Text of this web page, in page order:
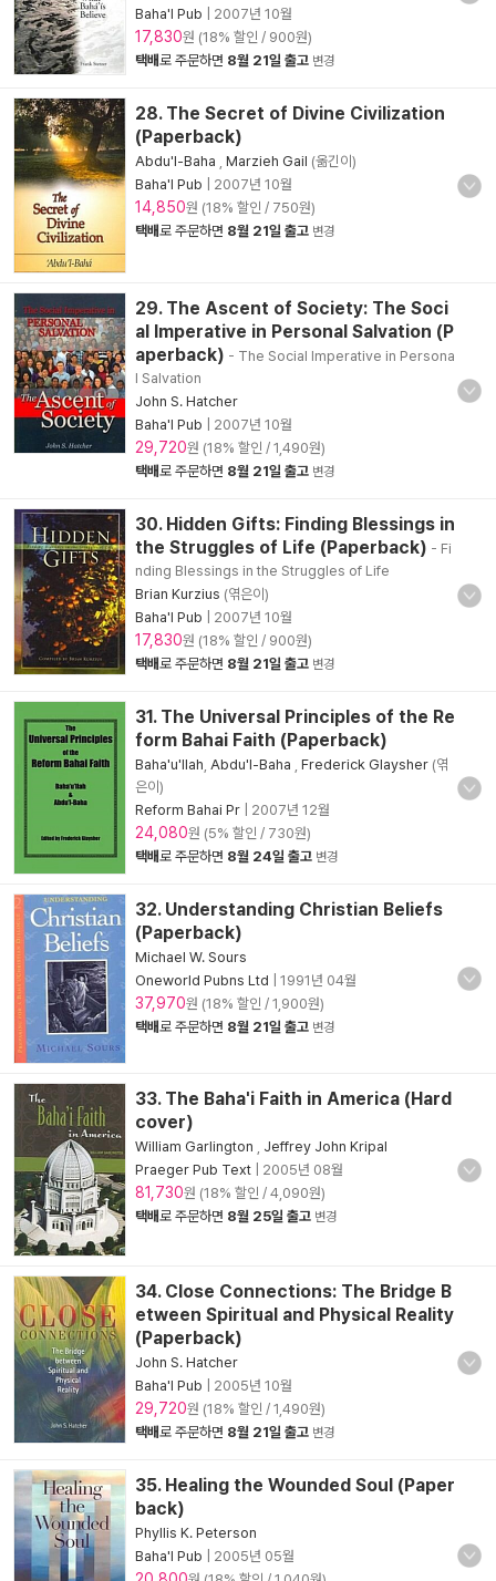
Baha'I Pub
2007년 10월
17,830원 (18% 할인 / 900원)
택배로 주문하면 8월 21일 출고 변경
28. The Secret of Divine Civilization
(Paperback)
Abdu'l-Baha Marzieh Gail (옮긴이)
Baha'I Pub
2007년 10월
14,850원 (18% 할인 / 750원)
택배로 주문하면 8월 21일 출고 변경
29. The Ascent of Society: The Soci
al Imperative in Personal Salvation (P
aperback) - The Social Imperative in Persona
l Salvation
John S. Hatcher
Baha'I Pub
2007년 10월
29,720원 (18% 할인 / 1,490원)
택배로 주문하면 8월 21일 출고 변경
30. Hidden Gifts: Finding Blessings in
the Struggles of Life (Paperback) - Fi
nding Blessings in the Struggles of Life
Brian Kurzius (엮은이)
Baha'I Pub
2007년 10월
17,830원 (18% 할인 / 900원)
택배로 주문하면 8월 21일 출고 변경
31. The Universal Principles of the Re
form Bahai Faith (Paperback)
Baha'u'llah Abdu'l-Baha Frederick Glaysher (엮
은이)
Reform Bahai Pr
2007년 12월
24,080원 (5% 할인 / 730원)
택배로 주문하면 8월 24일 출고 변경
32. Understanding Christian Beliefs
(Paperback)
Michael W. Sours
Oneworld Pubns Ltd
1991년 04월
37,970원 (18% 할인 / 1,900원)
택배로 주문하면 8월 21일 출고 변경
33. The Baha'i Faith in America (Hard
cover)
William Garlington
Jeffrey John Kripal
Praeger Pub Text
2005년 08월
81,730원 (18% 할인 / 4,090원)
택배로 주문하면 8월 25일 출고 변경
34. Close Connections: The Bridge B
etween Spiritual and Physical Reality
(Paperback)
John S. Hatcher
Baha'I Pub
2005년 10월
29,720원 (18% 할인 / 1,490원)
택배로 주문하면 8월 21일 출고 변경
35. Healing the Wounded Soul (Paper
back)
Phyllis K. Peterson
Baha'I Pub
2005년 05월